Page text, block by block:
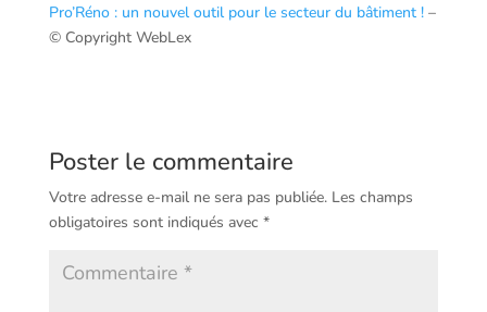
Pro’Réno : un nouvel outil pour le secteur du bâtiment !–
© Copyright WebLex
Poster le commentaire
Votre adresse e-mail ne sera pas publiée. Les champs
obligatoires sont indiqués avec *